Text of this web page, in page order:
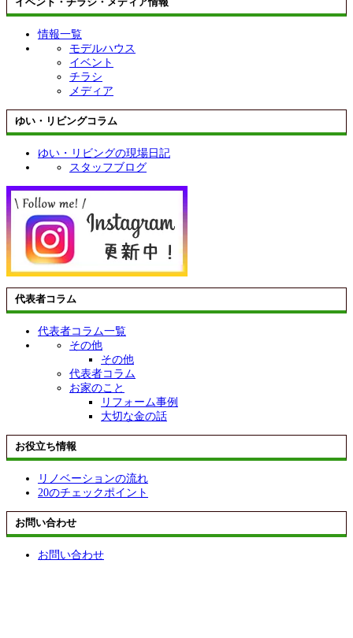
情報一覧
モデルハウス
イベント
チラシ
メディア
ゆい・リビングコラム
ゆい・リビングの現場日記
スタッフブログ
代表者コラム
代表者コラム一覧
その他
その他
代表者コラム
お家のこと
リフォーム事例
大切な金の話
お役立ち情報
リノベーションの流れ
20のチェックポイント
お問い合わせ
お問い合わせ